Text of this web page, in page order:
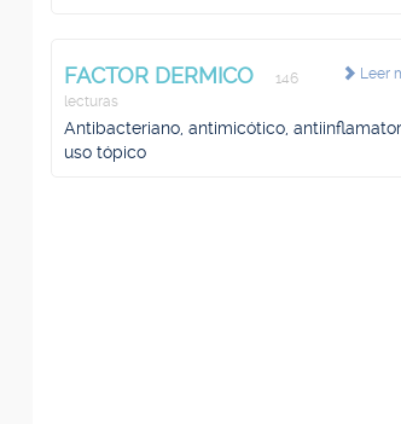
Leer
FACTOR DERMICO
146
lecturas
Antibacteriano, antimicótico,
uso tópico